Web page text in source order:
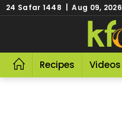
24 Safar 1448 | Aug 09, 2026
Recipes Videos